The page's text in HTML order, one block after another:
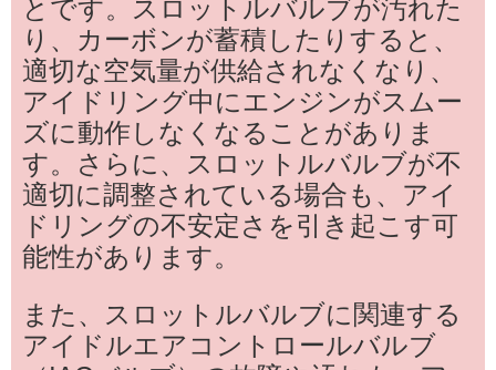
とです。スロットルバルブが汚れた
り、カーボンが蓄積したりすると、
適切な空気量が供給されなくなり、
アイドリング中にエンジンがスムー
ズに動作しなくなることがありま
す。さらに、スロットルバルブが不
適切に調整されている場合も、アイ
ドリングの不安定さを引き起こす可
能性があります。
また、スロットルバルブに関連する
アイドルエアコントロールバルブ